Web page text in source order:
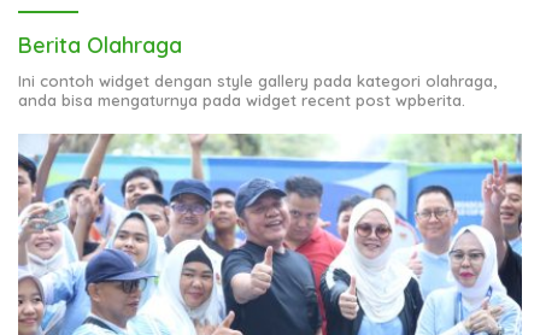
Berita Olahraga
Ini contoh widget dengan style gallery pada kategori olahraga,
anda bisa mengaturnya pada widget recent post wpberita.